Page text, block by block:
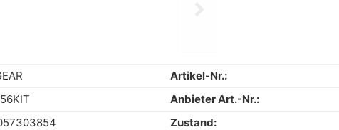
Artikel-Nr.:
Anbieter Art.-Nr.:
Zustand: